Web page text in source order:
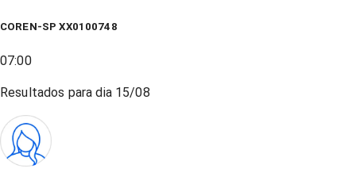
COREN-SP XX0100748
07:00
Resultados para dia 15/08